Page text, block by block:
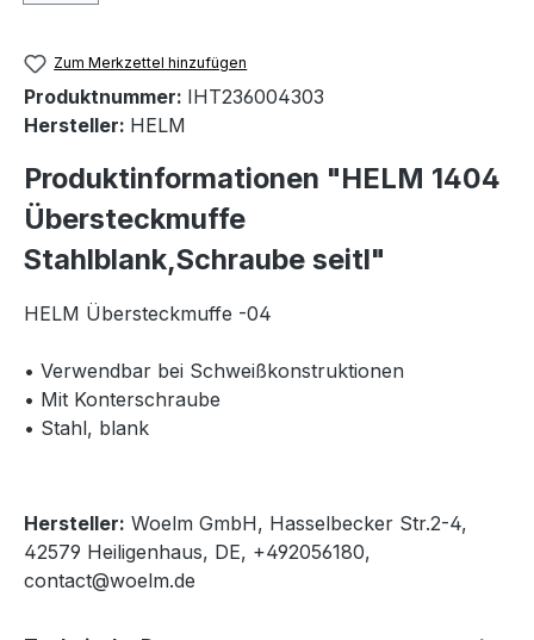
Zum Merkzettel hinzufügen
Produktnummer: IHT236004303
Hersteller: HELM
Produktinformationen "HELM 1404
Übersteckmuffe
Stahlblank,Schraube seitl"
HELM Übersteckmuffe -04
• Verwendbar bei Schweißkonstruktionen
• Mit Konterschraube
• Stahl, blank
Hersteller: Woelm GmbH, Hasselbecker Str.2-4,
42579 Heiligenhaus, DE, +492056180,
contact@woelm.de